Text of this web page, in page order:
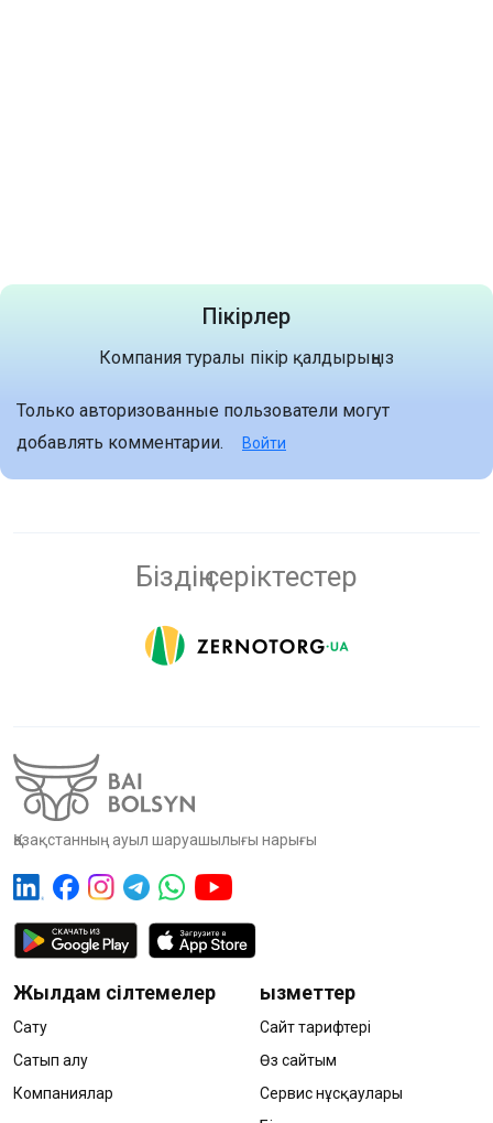
Пікірлер
Компания туралы пікір қалдырыңыз
Только авторизованные пользователи могут
добавлять комментарии.
Войти
Біздің серіктестер
Қазақстанның ауыл шаруашылығы нарығы
Жылдам сілтемелер
Сату
Сатып алу
Компаниялар
Қызметтер
Сайт тарифтері
Өз сайтым
Сервис нұсқаулары